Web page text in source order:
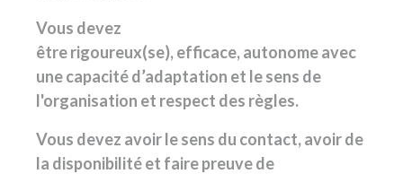
Vous devez
être rigoureux(se), efficace, autonome avec
une capacité d’adaptation et le sens de
l'organisation et respect des règles.
Vous devez avoir le sens du contact, avoir de
la disponibilité et faire preuve de